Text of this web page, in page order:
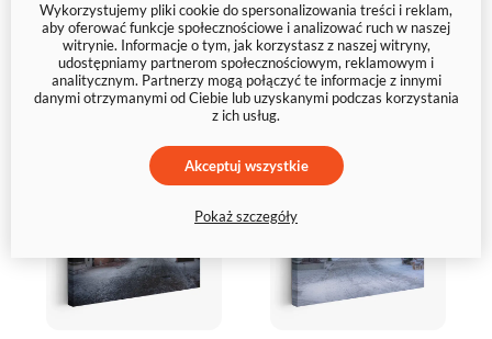
Mogą Ci się spodobać
Wykorzystujemy pliki cookie do spersonalizowania treści i reklam,
aby oferować funkcje społecznościowe i analizować ruch w naszej
witrynie. Informacje o tym, jak korzystasz z naszej witryny,
udostępniamy partnerom społecznościowym, reklamowym i
analitycznym. Partnerzy mogą połączyć te informacje z innymi
danymi otrzymanymi od Ciebie lub uzyskanymi podczas korzystania
z ich usług.
Akceptuj wszystkie
Pokaż szczegóły